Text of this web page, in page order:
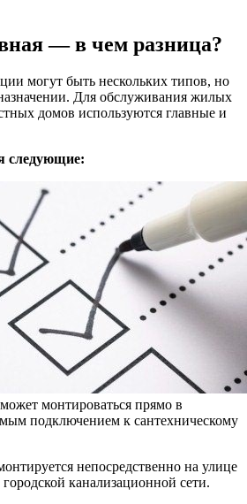
— в чем разница?
могут быть нескольких типов, но
Для обслуживания жилых
домов используются главные и
следующие:
монтироваться прямо в
подключением к сантехническому
непосредственно на улице
канализационной сети.